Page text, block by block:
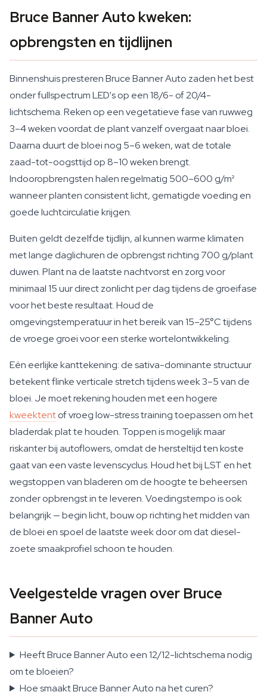
Bruce Banner Auto kweken:
opbrengsten en tijdlijnen
Binnenshuis presteren Bruce Banner Auto zaden het best
onder fullspectrum LED's op een 18/6- of 20/4-
lichtschema. Reken op een vegetatieve fase van ruwweg
3–4 weken voordat de plant vanzelf overgaat naar bloei.
Daarna duurt de bloei nog 5–6 weken, wat de totale
zaad-tot-oogsttijd op 8–10 weken brengt.
Indooropbrengsten halen regelmatig 500–600 g/m²
wanneer planten consistent licht, gematigde voeding en
goede luchtcirculatie krijgen.
Buiten geldt dezelfde tijdlijn, al kunnen warme klimaten
met lange daglichuren de opbrengst richting 700 g/plant
duwen. Plant na de laatste nachtvorst en zorg voor
minimaal 15 uur direct zonlicht per dag tijdens de groeifase
voor het beste resultaat. Houd de
omgevingstemperatuur in het bereik van 15–25°C tijdens
de vroege groei voor een sterke wortelontwikkeling.
Eén eerlijke kanttekening: de sativa-dominante structuur
betekent flinke verticale stretch tijdens week 3–5 van de
bloei. Je moet rekening houden met een hogere
kweektentof vroeg low-stress training toepassen om het
bladerdak plat te houden. Toppen is mogelijk maar
riskanter bij autoflowers, omdat de hersteltijd ten koste
gaat van een vaste levenscyclus. Houd het bij LST en het
wegstoppen van bladeren om de hoogte te beheersen
zonder opbrengst in te leveren. Voedingstempo is ook
belangrijk — begin licht, bouw op richting het midden van
de bloei en spoel de laatste week door om dat diesel-
zoete smaakprofiel schoon te houden.
Veelgestelde vragen over Bruce
Banner Auto
Heeft Bruce Banner Auto een 12/12-lichtschema nodig
om te bloeien?
Hoe smaakt Bruce Banner Auto na het curen?